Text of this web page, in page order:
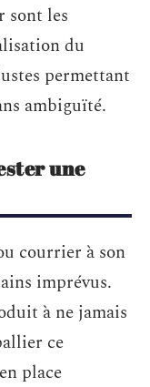
sont les
du
permettant
ambiguïté.
une
courrier à son
imprévus.
à ne jamais
ce
place